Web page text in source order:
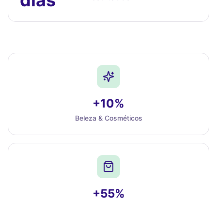
+10%
Beleza & Cosméticos
+55%